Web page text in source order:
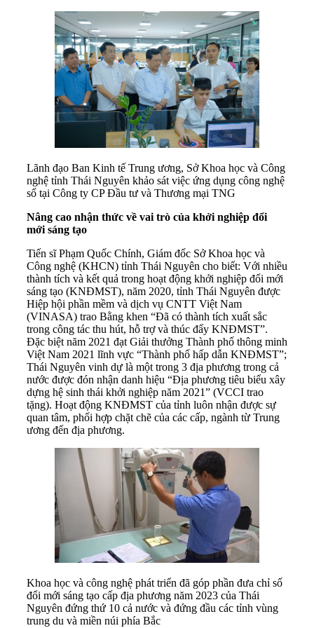
Lãnh đạo Ban Kinh tế Trung ương, Sở Khoa học và Công
nghệ tỉnh Thái Nguyên khảo sát việc ứng dụng công nghệ
số tại Công ty CP Đầu tư và Thương mại TNG
Nâng cao nhận thức về vai trò của khởi nghiệp đổi
mới sáng tạo
Tiến sĩ Phạm Quốc Chính, Giám đốc Sở Khoa học và
Công nghệ (KHCN) tỉnh Thái Nguyên cho biết: Với nhiều
thành tích và kết quả trong hoạt động khởi nghiệp đổi mới
sáng tạo (KNĐMST), năm 2020, tỉnh Thái Nguyên được
Hiệp hội phần mềm và dịch vụ CNTT Việt Nam
(VINASA) trao Bằng khen “Đã có thành tích xuất sắc
trong công tác thu hút, hỗ trợ và thúc đẩy KNĐMST”.
Đặc biệt năm 2021 đạt Giải thưởng Thành phố thông minh
Việt Nam 2021 lĩnh vực “Thành phố hấp dẫn KNĐMST”;
Thái Nguyên vinh dự là một trong 3 địa phương trong cả
nước được đón nhận danh hiệu “Địa phương tiêu biểu xây
dựng hệ sinh thái khởi nghiệp năm 2021” (VCCI trao
tặng). Hoạt động KNĐMST của tỉnh luôn nhận được sự
quan tâm, phối hợp chặt chẽ của các cấp, ngành từ Trung
ương đến địa phương.
Khoa học và công nghệ phát triển đã góp phần đưa chỉ số
đổi mới sáng tạo cấp địa phương năm 2023 của Thái
Nguyên đứng thứ 10 cả nước và đứng đầu các tỉnh vùng
trung du và miền núi phía Bắc